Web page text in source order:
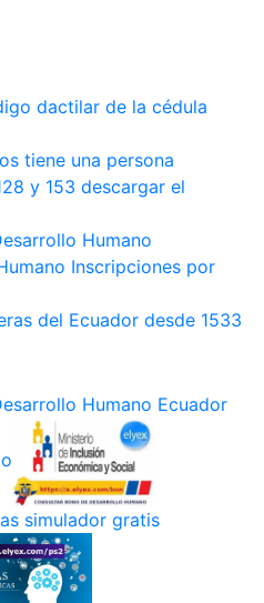
dactilar de la cédula
tiene una persona
y 153 descargar el
Humano
Inscripciones por
del Ecuador desde 1533
Humano Ecuador
simulador gratis